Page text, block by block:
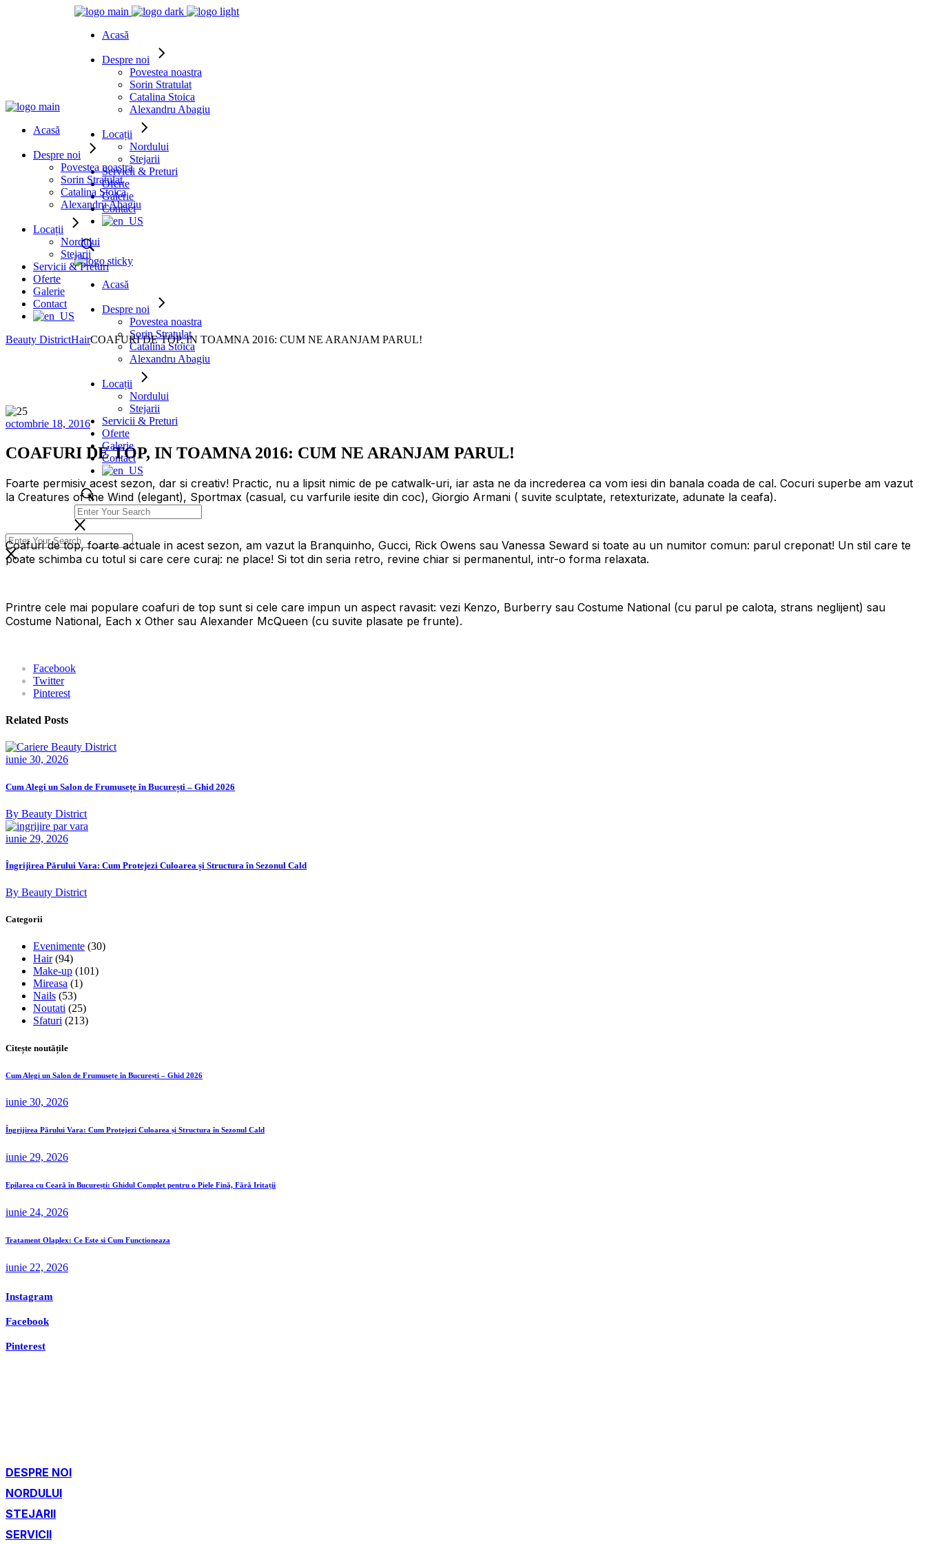
Acasă
Despre noi
Povestea noastra
Sorin Stratulat
Catalina Stoica
Alexandru Abagiu
Locații
Nordului
Stejarii
Servicii & Preturi
Oferte
Galerie
Contact
Acasă
Despre noi
Povestea noastra
Sorin Stratulat
Catalina Stoica
Alexandru Abagiu
Locații
Nordului
Stejarii
Servicii & Preturi
Oferte
Galerie
Contact
Acasă
Despre noi
Povestea noastra
Sorin Stratulat
Catalina Stoica
Alexandru Abagiu
Locații
Nordului
Stejarii
Servicii & Preturi
Oferte
Galerie
Contact
Beauty DistrictHairCOAFURI DE TOP, IN TOAMNA 2016: CUM NE ARANJAM PARUL!
octombrie 18, 2016
COAFURI DE TOP, IN TOAMNA 2016: CUM NE ARANJAM PARUL!
Foarte permisiv acest sezon, dar si creativ! Practic, nu a lipsit nimic de pe catwalk-uri, iar asta ne da increderea ca vom iesi din banala coada de cal. Cocuri superbe am vazut
la Creatures of the Wind (elegant), Sportmax (casual, cu varfurile iesite din coc), Giorgio Armani ( suvite sculptate, retexturizate, adunate la ceafa).
Coafuri de top, foarte actuale in acest sezon, am vazut la Branquinho, Gucci, Rick Owens sau Vanessa Seward si toate au un numitor comun: parul creponat! Un stil care te
poate schimba cu totul si care cere curaj: ne place! Si tot din seria retro, revine chiar si permanentul, intr-o forma relaxata.
Printre cele mai populare coafuri de top sunt si cele care impun un aspect ravasit: vezi Kenzo, Burberry sau Costume National (cu parul pe calota, strans neglijent) sau
Costume National, Each x Other sau Alexander McQueen (cu suvite plasate pe frunte).
Facebook
Twitter
Pinterest
Related Posts
iunie 30, 2026
Cum Alegi un Salon de Frumusețe în București – Ghid 2026
By Beauty District
iunie 29, 2026
Îngrijirea Părului Vara: Cum Protejezi Culoarea și Structura în Sezonul Cald
By Beauty District
Categorii
Evenimente (30)
Hair(94)
Make-up (101)
Mireasa (1)
Nails (53)
Noutati (25)
Sfaturi (213)
Citește noutățile
Cum Alegi un Salon de Frumusețe în București – Ghid 2026
iunie 30, 2026
Îngrijirea Părului Vara: Cum Protejezi Culoarea și Structura în Sezonul Cald
iunie 29, 2026
Epilarea cu Ceară în București: Ghidul Complet pentru o Piele Fină, Fără Iritații
iunie 24, 2026
Tratament Olaplex: Ce Este si Cum Functioneaza
iunie 22, 2026
Instagram
Facebook
Pinterest
DESPRE NOI
NORDULUI
STEJARII
SERVICII